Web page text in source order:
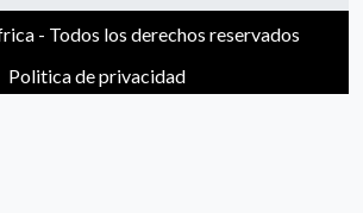
- Todos los derechos reservados
Politica de privacidad